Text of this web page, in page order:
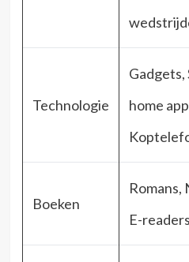
Technologie
Gadgets,
home
Boeken
E-readers